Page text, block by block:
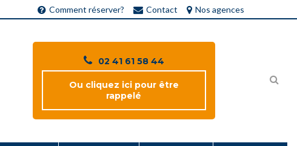
Comment réserver? Contact Nos agences
02 41 61 58 44
Ou cliquez ici pour être
rappelé